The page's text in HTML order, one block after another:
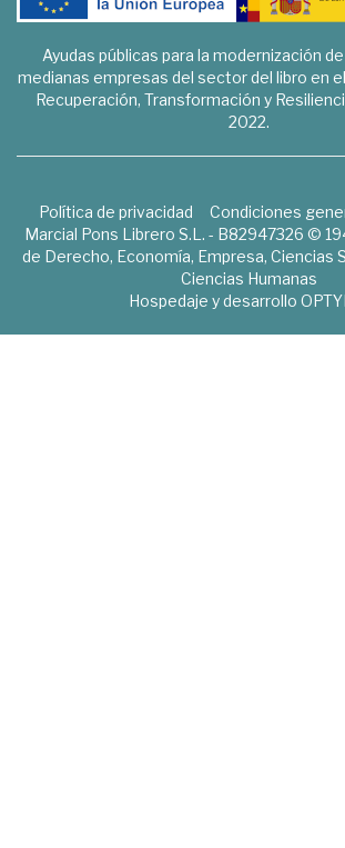
Ayudas públicas para la modernización
medianas empresas del sector del libro en
Recuperación, Transformación y
2022.
Política de privacidad Condiciones
Marcial Pons Librero S.L. - B82947326 ©
de Derecho, Economía, Empresa, Ciencias
Ciencias Humanas
Hospedaje y desarrollo